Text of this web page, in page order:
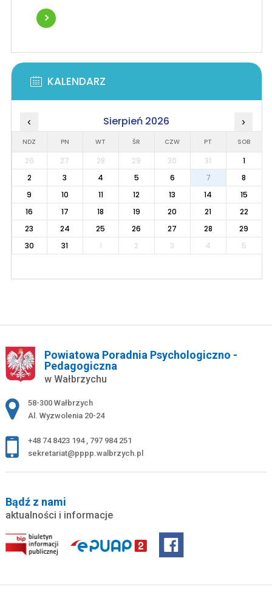
KALENDARZ
‹ Sierpień 2026 ›
NDZ PN WT ŚR CZW PT SOB
26 27 28 29 30 31
1
2
3 4 5 6 7
8
9
10 11 12 13 14
15
16
17 18 19 20 21
22
23
24 25 26 27 28
29
30
31 1 2 3 4 5
Powiatowa Poradnia Psychologiczno -
Pedagogiczna
w Wałbrzychu
Adres pocztowy:
58-300 Wałbrzych
Al. Wyzwolenia 20-24
+48 74 8423 194 , 797 984 251
sekretariat@pppp.walbrzych.pl
Bądź z nami
aktualności i informacje